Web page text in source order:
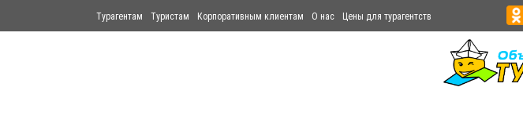
Турагентам Туристам Корпоративным клиентам О нас Цены для турагентств